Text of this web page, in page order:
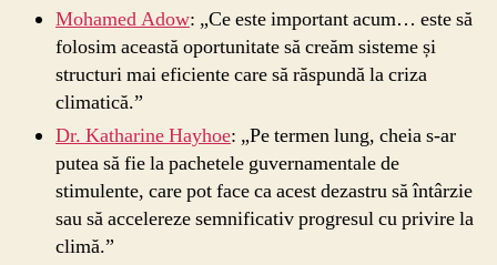
Mohamed Adow: „Ce este important acum… este să
folosim această oportunitate să creăm sisteme și
structuri mai eficiente care să răspundă la criza
climatică.”
Dr. Katharine Hayhoe: „Pe termen lung, cheia s-ar
putea să fie la pachetele guvernamentale de
stimulente, care pot face ca acest dezastru să întârzie
sau să accelereze semnificativ progresul cu privire la
climă.”